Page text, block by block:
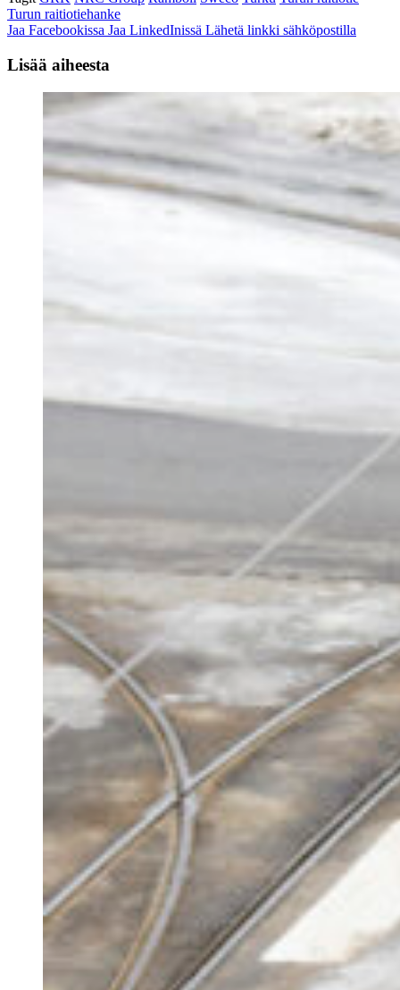
Turun raitiotiehanke
Jaa Facebookissa Jaa LinkedInissä Lähetä linkki sähköpostilla
Lisää aiheesta